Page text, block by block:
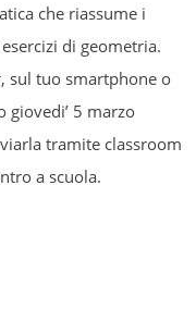
che riassume i
di geometria.
sul tuo smartphone o
5 marzo
tramite classroom
a scuola.